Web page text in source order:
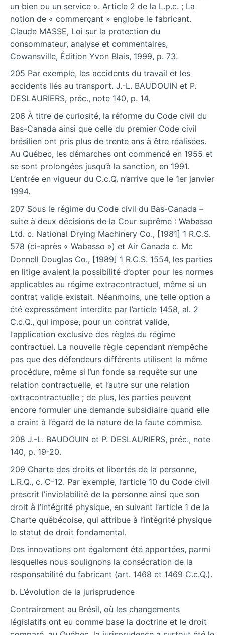
un bien ou un service ». Article 2 de la L.p.c. ; La
notion de « commerçant » englobe le fabricant.
Claude MASSE, Loi sur la protection du
consommateur, analyse et commentaires,
Cowansville, Édition Yvon Blais, 1999, p. 73.
205 Par exemple, les accidents du travail et les
accidents liés au transport. J.-L. BAUDOUIN et P.
DESLAURIERS, préc., note 140, p. 14.
206 À titre de curiosité, la réforme du Code civil du
Bas-Canada ainsi que celle du premier Code civil
brésilien ont pris plus de trente ans à être réalisées.
Au Québec, les démarches ont commencé en 1955 et
se sont prolongées jusqu’à la sanction, en 1991.
L’entrée en vigueur du C.c.Q. n’arrive que le 1er janvier
1994.
207 Sous le régime du Code civil du Bas-Canada –
suite à deux décisions de la Cour suprême : Wabasso
Ltd. c. National Drying Machinery Co., [1981] 1 R.C.S.
578 (ci-après « Wabasso ») et Air Canada c. Mc
Donnell Douglas Co., [1989] 1 R.C.S. 1554, les parties
en litige avaient la possibilité d’opter pour les normes
applicables au régime extracontractuel, même si un
contrat valide existait. Néanmoins, une telle option a
été expressément interdite par l’article 1458, al. 2
C.c.Q., qui impose, pour un contrat valide,
l’application exclusive des règles du régime
contractuel. La nouvelle règle cependant n’empêche
pas que des défendeurs différents utilisent la même
procédure, même si l’un fonde sa requête sur une
relation contractuelle, et l’autre sur une relation
extracontractuelle ; de plus, les parties peuvent
encore formuler une demande subsidiaire quand elle
a craint à l’égard de la nature de la faute commise.
208 J.-L. BAUDOUIN et P. DESLAURIERS, préc., note
140, p. 19-20.
209 Charte des droits et libertés de la personne,
L.R.Q., c. C-12. Par exemple, l’article 10 du Code civil
prescrit l’inviolabilité de la personne ainsi que son
droit à l’intégrité physique, en suivant l’article 1 de la
Charte québécoise, qui attribue à l’intégrité physique
le statut de droit fondamental.
Des innovations ont également été apportées, parmi
lesquelles nous soulignons la consécration de la
responsabilité du fabricant (art. 1468 et 1469 C.c.Q.).
b. L’évolution de la jurisprudence
Contrairement au Brésil, où les changements
législatifs ont eu comme base la doctrine et le droit